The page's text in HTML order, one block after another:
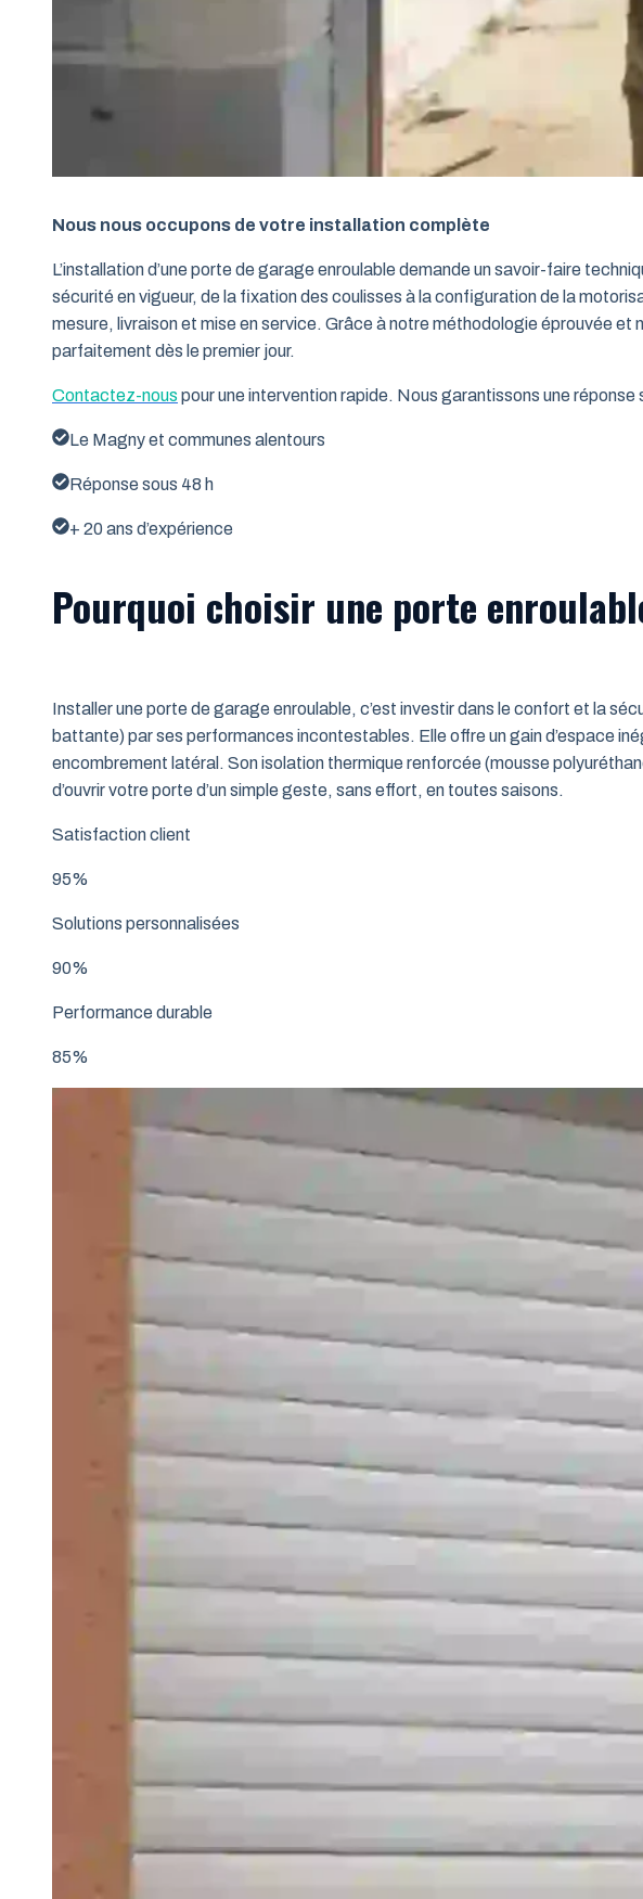
Nous nous occupons de votre installation complète
L’installation d’une porte de garage enroulable demande un savoir-faire
sécurité en vigueur, de la fixation des coulisses à la configuration de la
mesure, livraison et mise en service. Grâce à notre méthodologie éprouvée
parfaitement dès le premier jour.
Contactez-nous pour une intervention rapide. Nous garantissons une
Le Magny et communes alentours
Réponse sous 48 h
+ 20 ans d’expérience
Pourquoi choisir une porte
Installer une porte de garage enroulable, c’est investir dans le confort et la
battante) par ses performances incontestables. Elle offre un gain d’espace
encombrement latéral. Son isolation thermique renforcée (mousse
d’ouvrir votre porte d’un simple geste, sans effort, en toutes saisons.
Satisfaction client
95%
Solutions personnalisées
90%
Performance durable
85%